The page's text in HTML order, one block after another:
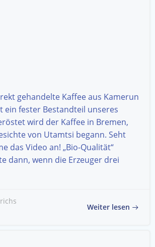
gehandelte Kaffee aus Kamerun
ein fester Bestandteil unseres
wird der Kaffee in Bremen,
von Utamtsi begann. Seht
das Video an! „Bio-Qualität“
dann, wenn die Erzeuger drei
Weiter lesen